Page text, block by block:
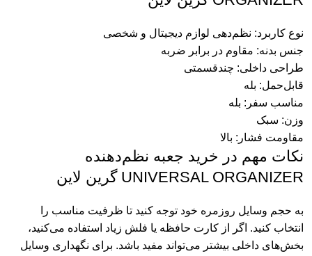
نوع کاربرد: نظم‌دهی لوازم دیجیتال و شخصی
جنس بدنه: مقاوم در برابر ضربه
طراحی داخلی: چندقسمتی
قابل‌حمل: بله
مناسب سفر: بله
وزن: سبک
مقاومت فشار: بالا
نکات مهم در خرید جعبه نظم‌دهنده
UNIVERSAL ORGANIZER گرین لاین
به حجم وسایل روزمره خود توجه کنید تا ظرفیت مناسب را
انتخاب کنید. اگر از کارت حافظه یا فلش زیاد استفاده می‌کنید،
بخش‌های داخلی بیشتر می‌تواند مفید باشد. برای نگهداری وسایل